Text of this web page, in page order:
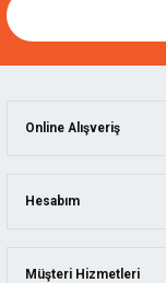
Online Alışveriş
Hesabım
Müşteri Hizmetleri